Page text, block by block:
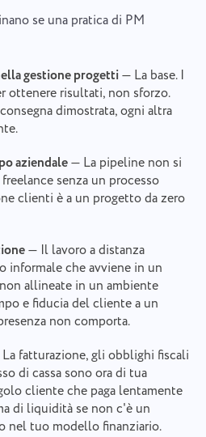
se una pratica di PM
gestione progetti— La base. I
ottenere risultati, non sforzo.
dimostrata, ogni altra
aziendale— La pipeline non si
senza un processo
clienti è a un progetto da zero
— Il lavoro a distanza
informale che avviene in un
allineate in un ambiente
e fiducia del cliente a un
non comporta.
fatturazione, gli obblighi fiscali
di cassa sono ora di tua
cliente che paga lentamente
di liquidità se non c'è un
nel tuo modello finanziario.